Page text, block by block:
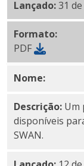
Lançado:31
Formato:
PDF
Nome:Serviço
Descrição: Um
disponíveis
SWAN.